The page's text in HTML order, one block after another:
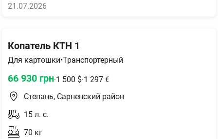
21.07.2026
Копатель КТН 1
Для картошки•Транспортерный
66 930 грн·1 500 $·1 297 €
Степань, Сарненский район
15 л. с.
70 кг